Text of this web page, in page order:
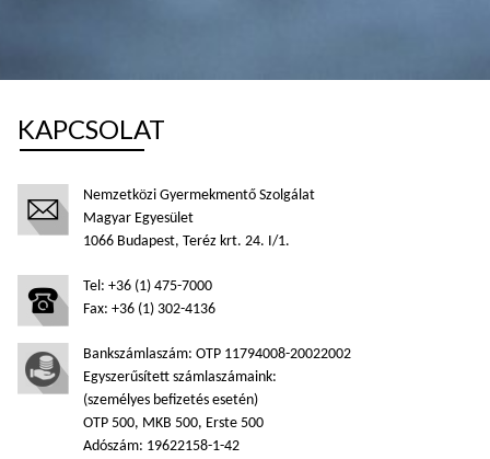
KAPCSOLAT
Nemzetközi Gyermekmentő Szolgálat
Magyar Egyesület
1066 Budapest, Teréz krt. 24. I/1.
Tel: +36 (1) 475-7000
Fax: +36 (1) 302-4136
Bankszámlaszám: OTP 11794008-20022002
Egyszerűsített számlaszámaink:
(személyes befizetés esetén)
OTP 500, MKB 500, Erste 500
Adószám: 19622158-1-42